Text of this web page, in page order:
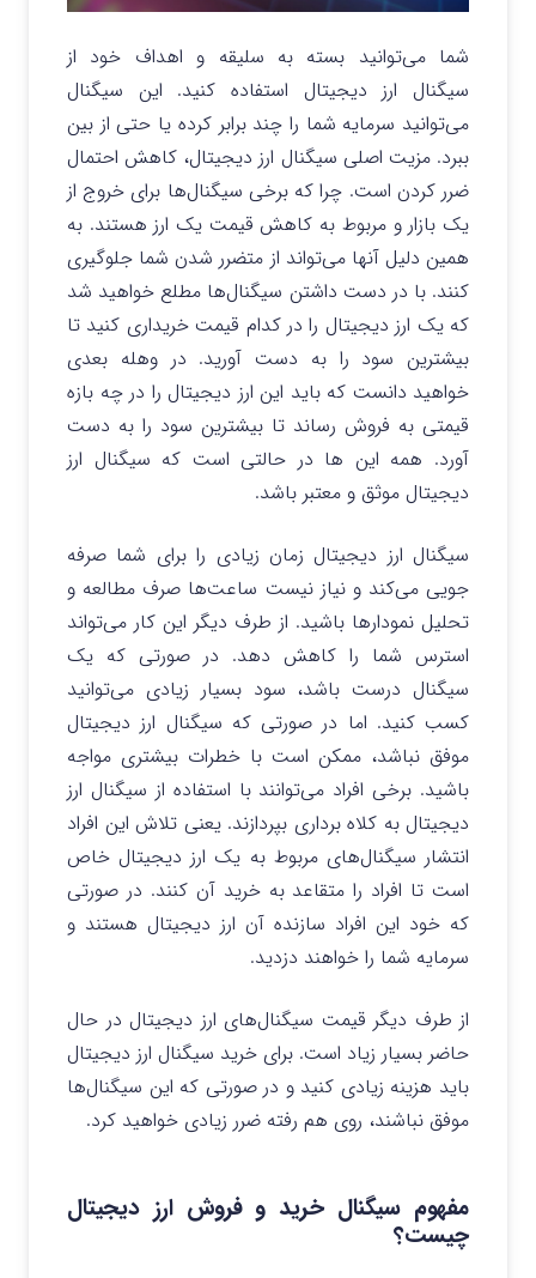
شما می‌توانید بسته به سلیقه و اهداف خود از
سیگنال ارز دیجیتال استفاده کنید. این سیگنال
می‌توانید سرمایه شما را چند برابر کرده یا حتی از بین
ببرد. مزیت اصلی سیگنال ارز دیجیتال، کاهش احتمال
ضرر کردن است. چرا که برخی سیگنال‌ها برای خروج از
یک بازار و مربوط به کاهش قیمت یک ارز هستند. به
همین دلیل آنها می‌تواند از متضرر شدن شما جلوگیری
کنند. با در دست داشتن سیگنال‌ها مطلع خواهید شد
که یک ارز دیجیتال را در کدام قیمت خریداری کنید تا
بیشترین سود را به دست آورید. در وهله بعدی
خواهید دانست که باید این ارز دیجیتال را در چه بازه
قیمتی به فروش رساند تا بیشترین سود را به دست
آورد. همه این ها در حالتی است که سیگنال ارز
دیجیتال موثق و معتبر باشد.
سیگنال ارز دیجیتال زمان زیادی را برای شما صرفه
جویی می‌کند و نیاز نیست ساعت‌ها صرف مطالعه و
تحلیل نمودارها باشید. از طرف دیگر این کار می‌تواند
استرس شما را کاهش دهد. در صورتی که یک
سیگنال درست باشد، سود بسیار زیادی می‌توانید
کسب کنید. اما در صورتی که سیگنال ارز دیجیتال
موفق نباشد، ممکن است با خطرات بیشتری مواجه
باشید. برخی افراد می‌توانند با استفاده از سیگنال ارز
دیجیتال به کلاه برداری بپردازند. یعنی تلاش این افراد
انتشار سیگنال‌های مربوط به یک ارز دیجیتال خاص
است تا افراد را متقاعد به خرید آن کنند. در صورتی
که خود این افراد سازنده آن ارز دیجیتال هستند و
سرمایه شما را خواهند دزدید.
از طرف دیگر قیمت سیگنال‌های ارز دیجیتال در حال
حاضر بسیار زیاد است. برای خرید سیگنال ارز دیجیتال
باید هزینه زیادی کنید و در صورتی که این سیگنال‌ها
موفق نباشند، روی هم رفته ضرر زیادی خواهید کرد.
مفهوم سیگنال خرید و فروش ارز دیجیتال
چیست؟